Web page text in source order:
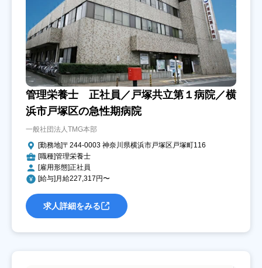
管理栄養士 正社員／戸塚共立第１病院／横
浜市戸塚区の急性期病院
一般社団法人TMG本部
[勤務地]〒244-0003 神奈川県横浜市戸塚区戸塚町116
[職種]管理栄養士
[雇用形態]正社員
[給与]月給227,317円〜
求人詳細をみる